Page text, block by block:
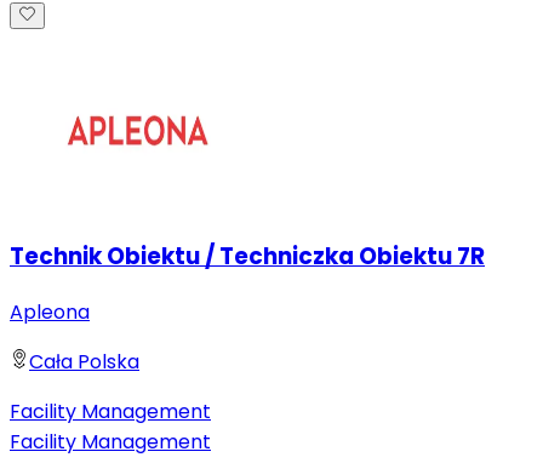
Technik Obiektu / Techniczka Obiektu 7R
Apleona
Cała Polska
Facility Management
Facility Management